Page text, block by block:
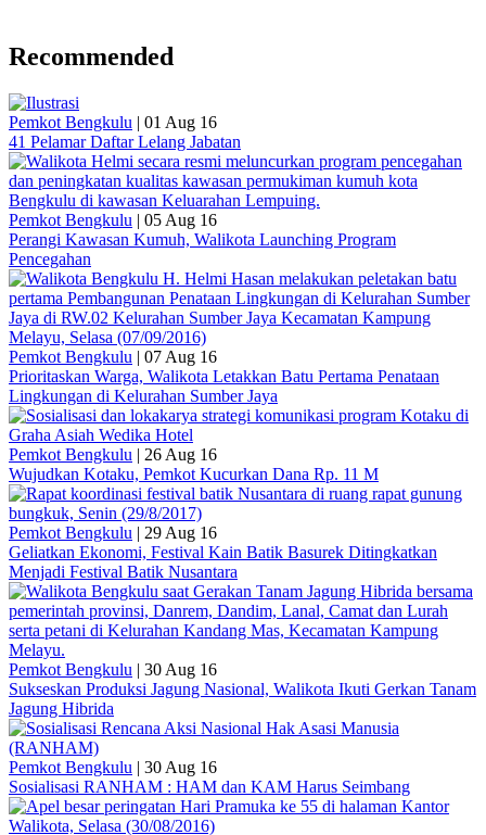
Recommended
Pemkot Bengkulu | 01 Aug 16
41 Pelamar Daftar Lelang Jabatan
Pemkot Bengkulu | 05 Aug 16
Perangi Kawasan Kumuh, Walikota Launching Program
Pencegahan
Pemkot Bengkulu | 07 Aug 16
Prioritaskan Warga, Walikota Letakkan Batu Pertama Penataan
Lingkungan di Kelurahan Sumber Jaya
Pemkot Bengkulu | 26 Aug 16
Wujudkan Kotaku, Pemkot Kucurkan Dana Rp. 11 M
Pemkot Bengkulu | 29 Aug 16
Geliatkan Ekonomi, Festival Kain Batik Basurek Ditingkatkan
Menjadi Festival Batik Nusantara
Pemkot Bengkulu | 30 Aug 16
Sukseskan Produksi Jagung Nasional, Walikota Ikuti Gerkan Tanam
Jagung Hibrida
Pemkot Bengkulu | 30 Aug 16
Sosialisasi RANHAM : HAM dan KAM Harus Seimbang